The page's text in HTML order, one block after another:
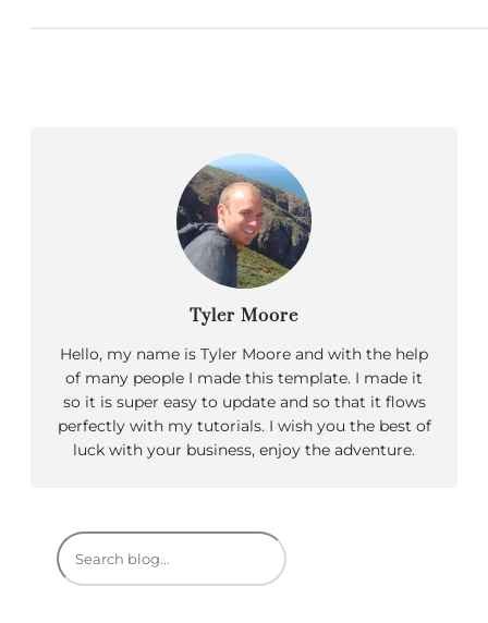
Tyler Moore
Hello, my name is Tyler Moore and with the help
of many people I made this template. I made it
so it is super easy to update and so that it flows
perfectly with my tutorials. I wish you the best of
luck with your business, enjoy the adventure.
R
e